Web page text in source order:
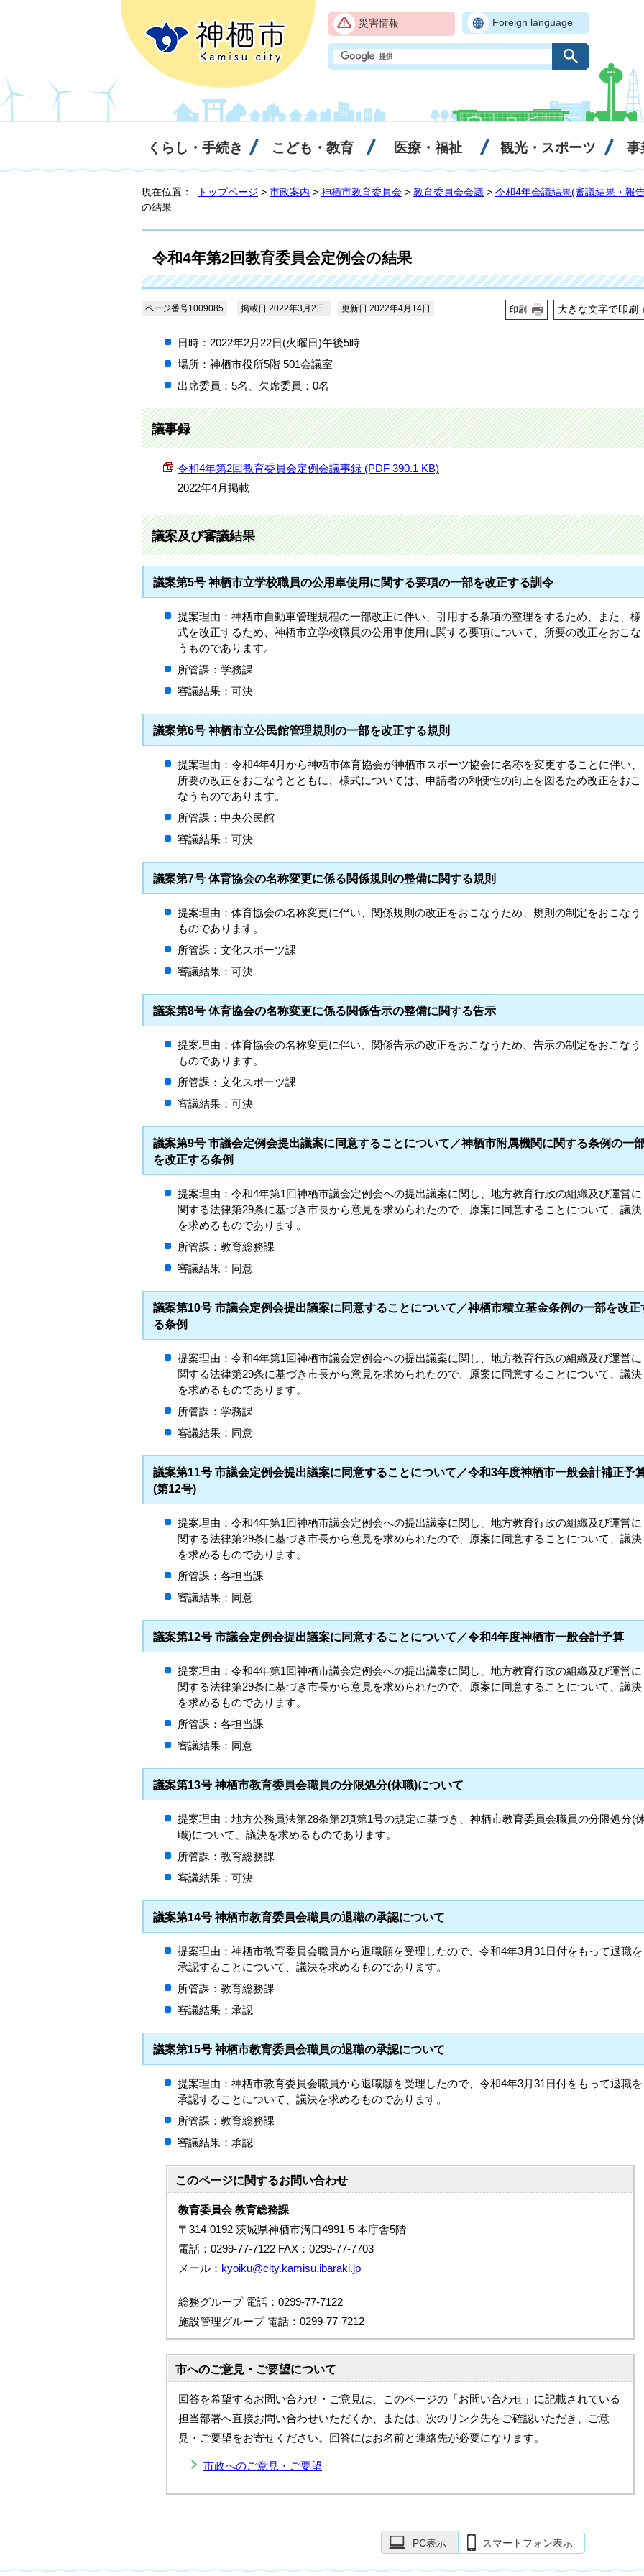
災害情報 Foreign language
くらし・手続き こども・教育 医療・福祉 観光・スポーツ 事
現在位置： トップページ > 市政案内 > 神栖市教育委員会 > 教育委員会会議 > 令和4年会議結果(審議結果・報
の結果
令和4年第2回教育委員会定例会の結果
ページ番号1009085 掲載日 2022年3月2日 更新日 2022年4月14日 印刷 大きな文字で印刷
日時：2022年2月22日(火曜日)午後5時
場所：神栖市役所5階 501会議室
出席委員：5名、欠席委員：0名
議事録
令和4年第2回教育委員会定例会議事録 (PDF 390.1 KB)
2022年4月掲載
議案及び審議結果
議案第5号 神栖市立学校職員の公用車使用に関する要項の一部を改正する訓令
提案理由：神栖市自動車管理規程の一部改正に伴い、引用する条項の整理をするため、また、様
式を改正するため、神栖市立学校職員の公用車使用に関する要項について、所要の改正をおこな
うものであります。
所管課：学務課
審議結果：可決
議案第6号 神栖市立公民館管理規則の一部を改正する規則
提案理由：令和4年4月から神栖市体育協会が神栖市スポーツ協会に名称を変更することに伴い、
所要の改正をおこなうとともに、様式については、申請者の利便性の向上を図るため改正をおこ
なうものであります。
所管課：中央公民館
審議結果：可決
議案第7号 体育協会の名称変更に係る関係規則の整備に関する規則
提案理由：体育協会の名称変更に伴い、関係規則の改正をおこなうため、規則の制定をおこなう
ものであります。
所管課：文化スポーツ課
審議結果：可決
議案第8号 体育協会の名称変更に係る関係告示の整備に関する告示
提案理由：体育協会の名称変更に伴い、関係告示の改正をおこなうため、告示の制定をおこなう
ものであります。
所管課：文化スポーツ課
審議結果：可決
議案第9号 市議会定例会提出議案に同意することについて／神栖市附属機関に関する条例の一
を改正する条例
提案理由：令和4年第1回神栖市議会定例会への提出議案に関し、地方教育行政の組織及び運営に
関する法律第29条に基づき市長から意見を求められたので、原案に同意することについて、議決
を求めるものであります。
所管課：教育総務課
審議結果：同意
議案第10号 市議会定例会提出議案に同意することについて／神栖市積立基金条例の一部を改正
る条例
提案理由：令和4年第1回神栖市議会定例会への提出議案に関し、地方教育行政の組織及び運営に
関する法律第29条に基づき市長から意見を求められたので、原案に同意することについて、議決
を求めるものであります。
所管課：学務課
審議結果：同意
議案第11号 市議会定例会提出議案に同意することについて／令和3年度神栖市一般会計補正予
(第12号)
提案理由：令和4年第1回神栖市議会定例会への提出議案に関し、地方教育行政の組織及び運営に
関する法律第29条に基づき市長から意見を求められたので、原案に同意することについて、議決
を求めるものであります。
所管課：各担当課
審議結果：同意
議案第12号 市議会定例会提出議案に同意することについて／令和4年度神栖市一般会計予算
提案理由：令和4年第1回神栖市議会定例会への提出議案に関し、地方教育行政の組織及び運営に
関する法律第29条に基づき市長から意見を求められたので、原案に同意することについて、議決
を求めるものであります。
所管課：各担当課
審議結果：同意
議案第13号 神栖市教育委員会職員の分限処分(休職)について
提案理由：地方公務員法第28条第2項第1号の規定に基づき、神栖市教育委員会職員の分限処分(
職)について、議決を求めるものであります。
所管課：教育総務課
審議結果：可決
議案第14号 神栖市教育委員会職員の退職の承認について
提案理由：神栖市教育委員会職員から退職願を受理したので、令和4年3月31日付をもって退職を
承認することについて、議決を求めるものであります。
所管課：教育総務課
審議結果：承認
議案第15号 神栖市教育委員会職員の退職の承認について
提案理由：神栖市教育委員会職員から退職願を受理したので、令和4年3月31日付をもって退職を
承認することについて、議決を求めるものであります。
所管課：教育総務課
審議結果：承認
このページに関するお問い合わせ
教育委員会 教育総務課
〒314-0192 茨城県神栖市溝口4991-5 本庁舎5階
電話：0299-77-7122 FAX：0299-77-7703
メール： kyoiku@city.kamisu.ibaraki.jp
総務グループ 電話：0299-77-7122
施設管理グループ 電話：0299-77-7212
市へのご意見・ご要望について
回答を希望するお問い合わせ・ご意見は、このページの「お問い合わせ」に記載されている
担当部署へ直接お問い合わせいただくか、または、次のリンク先をご確認いただき、ご意
見・ご要望をお寄せください。回答にはお名前と連絡先が必要になります。
市政へのご意見・ご要望
PC表示 スマートフォン表示